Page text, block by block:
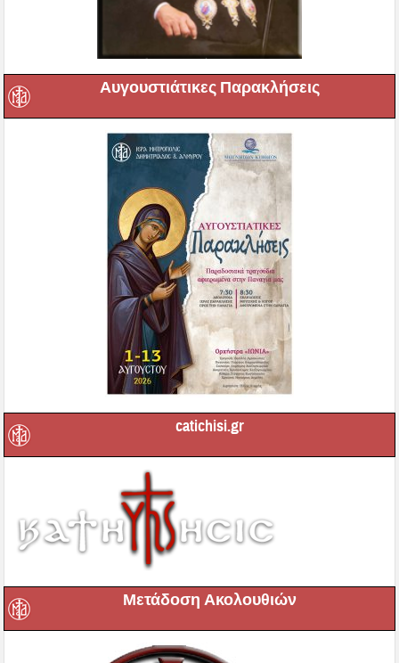
Αυγουστιάτικες Παρακλήσεις
catichisi.gr
Μετάδοση Ακολουθιών